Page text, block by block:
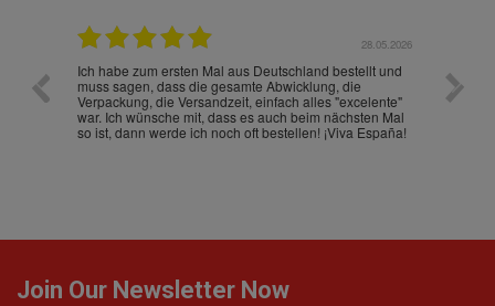
28.05.2026
Ich habe zum ersten Mal aus Deutschland bestellt und
muss sagen, dass die gesamte Abwicklung, die
Verpackung, die Versandzeit, einfach alles "excelente"
war. Ich wünsche mit, dass es auch beim nächsten Mal
so ist, dann werde ich noch oft bestellen! ¡Viva España!
Die
gut
ist
Join Our Newsletter Now